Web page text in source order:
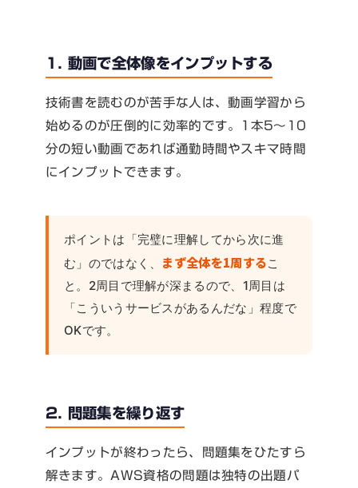
1. 動画で全体像をインプットする
技術書を読むのが苦手な人は、動画学習から
始めるのが圧倒的に効率的です。1本5〜10
分の短い動画であれば通勤時間やスキマ時間
にインプットできます。
ポイントは「完璧に理解してから次に進
む」のではなく、 まず全体を1周するこ
と。2周目で理解が深まるので、1周目は
「こういうサービスがあるんだな」程度で
OKです。
2. 問題集を繰り返す
インプットが終わったら、問題集をひたすら
解きます。AWS資格の問題は独特の出題パ